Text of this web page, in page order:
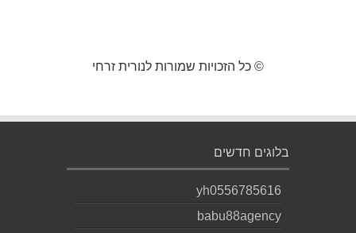
© כל הזכויות שמורות לנורית זרחי
בלוגים חדשים
yh0556785616
babu88agency